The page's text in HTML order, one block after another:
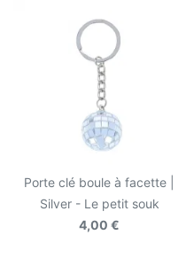
Porte clé boule à facette |
Silver - Le petit souk
4,00 €